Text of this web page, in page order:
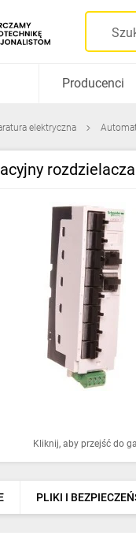
Producenci
elektryczna
Kliknij, aby przejść do
PLIKI I